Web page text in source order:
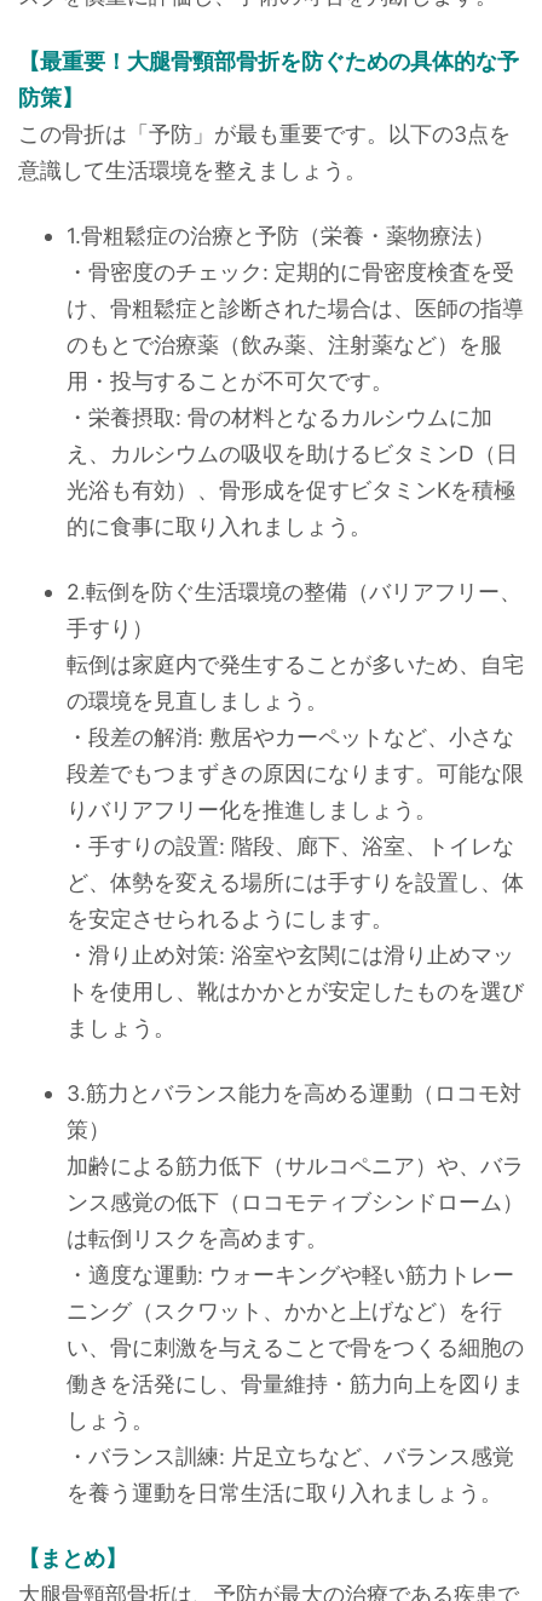
【最重要！大腿骨頸部骨折を防ぐための具体的な予
防策】
この骨折は「予防」が最も重要です。以下の3点を
意識して生活環境を整えましょう。
1.骨粗鬆症の治療と予防（栄養・薬物療法）
・骨密度のチェック: 定期的に骨密度検査を受
け、骨粗鬆症と診断された場合は、医師の指導
のもとで治療薬（飲み薬、注射薬など）を服
用・投与することが不可欠です。
・栄養摂取: 骨の材料となるカルシウムに加
え、カルシウムの吸収を助けるビタミンD（日
光浴も有効）、骨形成を促すビタミンKを積極
的に食事に取り入れましょう。
2.転倒を防ぐ生活環境の整備（バリアフリー、
手すり）
転倒は家庭内で発生することが多いため、自宅
の環境を見直しましょう。
・段差の解消: 敷居やカーペットなど、小さな
段差でもつまずきの原因になります。可能な限
りバリアフリー化を推進しましょう。
・手すりの設置: 階段、廊下、浴室、トイレな
ど、体勢を変える場所には手すりを設置し、体
を安定させられるようにします。
・滑り止め対策: 浴室や玄関には滑り止めマッ
トを使用し、靴はかかとが安定したものを選び
ましょう。
3.筋力とバランス能力を高める運動（ロコモ対
策）
加齢による筋力低下（サルコペニア）や、バラ
ンス感覚の低下（ロコモティブシンドローム）
は転倒リスクを高めます。
・適度な運動: ウォーキングや軽い筋力トレー
ニング（スクワット、かかと上げなど）を行
い、骨に刺激を与えることで骨をつくる細胞の
働きを活発にし、骨量維持・筋力向上を図りま
しょう。
・バランス訓練: 片足立ちなど、バランス感覚
を養う運動を日常生活に取り入れましょう。
【まとめ】
大腿骨頸部骨折は、予防が最大の治療である疾患で